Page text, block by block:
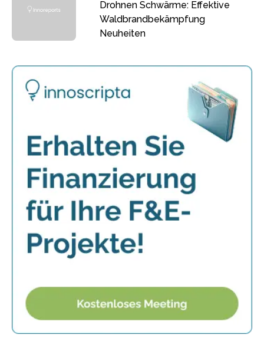
Drohnen Schwärme: Effektive
Waldbrandbekämpfung
Neuheiten